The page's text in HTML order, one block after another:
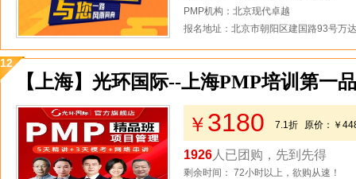
PMP机构：北京现代卓越
报名地址：北京市朝阳区建国路93号万
12
【上海】光环国际--上海PMP培训第一
￥ 3180 7.1折 原价： ￥
1926 人已团购，先到先得
剩余时间： 72小时以上，欲购从速！